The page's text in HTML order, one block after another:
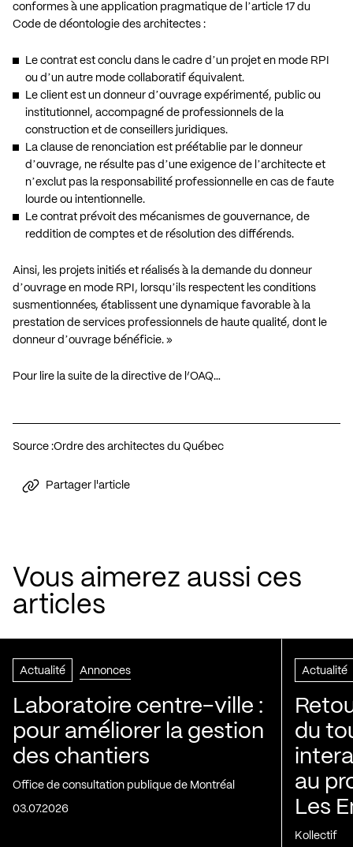
conformes à une application pragmatique de lʼarticle 17 du
Code de déontologie des architectes :
Le contrat est conclu dans le cadre dʼun projet en mode RPI
ou dʼun autre mode collaboratif équivalent.
Le client est un donneur dʼouvrage expérimenté, public ou
institutionnel, accompagné de professionnels de la
construction et de conseillers juridiques.
La clause de renonciation est préétablie par le donneur
dʼouvrage, ne résulte pas dʼune exigence de lʼarchitecte et
nʼexclut pas la responsabilité professionnelle en cas de faute
lourde ou intentionnelle.
Le contrat prévoit des mécanismes de gouvernance, de
reddition de comptes et de résolution des différends.
Ainsi, les projets initiés et réalisés à la demande du donneur
dʼouvrage en mode RPI, lorsquʼils respectent les conditions
susmentionnées, établissent une dynamique favorable à la
prestation de services professionnels de haute qualité, dont le
donneur dʼouvrage bénéficie. »
Pour lire la suite de la directive de l’OAQ…
Source :Ordre des architectes du Québec
Partager l'article
Vous aimerez aussi ces
articles
Actualité Annonces
Laboratoire centre-ville :
pour améliorer la gestion
des chantiers
Office de consultation publique de Montréal
03.07.2026
Actualité
du
au
Les
Kollectif